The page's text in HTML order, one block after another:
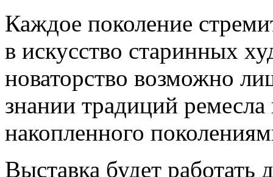
Каждое поколение
в искусство старинных
новаторство возможно
знании традиций
накопленного
Выставка будет работать